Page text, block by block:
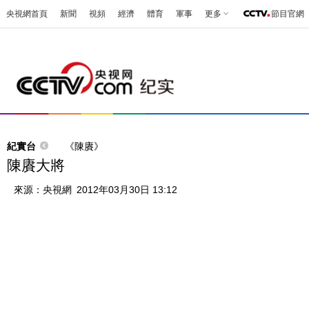
央視網首頁 新聞 視頻 經濟 體育 軍事 更多 節目官網
紀實台 《陳賡》
陳賡大將
來源： 央視網 2012年03月30日 13:12